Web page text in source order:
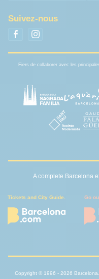
Suivez-nous
Fiers de collaborer avec les
A complete Barcelona
Tickets and City Guide. Go
Copyright © 1996 - 2026